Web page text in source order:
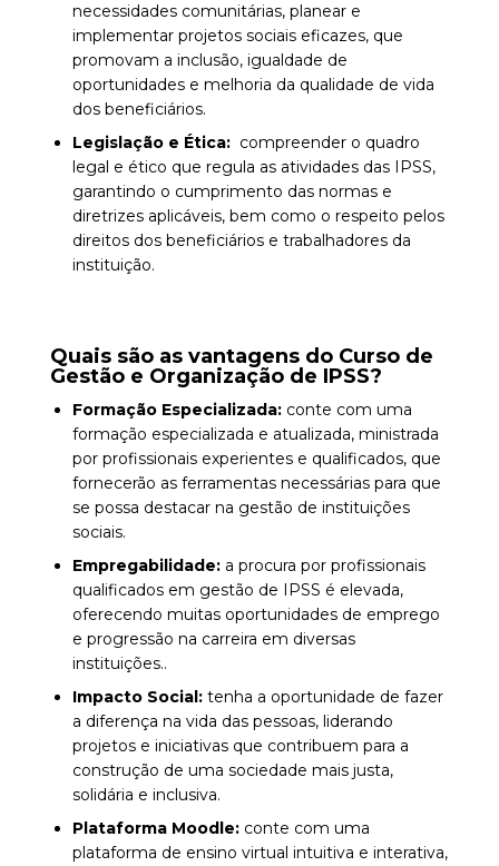
necessidades comunitárias, planear e
implementar projetos sociais eficazes, que
promovam a inclusão, igualdade de
oportunidades e melhoria da qualidade de vida
dos beneficiários.
Legislação e Ética: compreender o quadro
legal e ético que regula as atividades das IPSS,
garantindo o cumprimento das normas e
diretrizes aplicáveis, bem como o respeito pelos
direitos dos beneficiários e trabalhadores da
instituição.
Quais são as vantagens do Curso de
Gestão e Organização de IPSS?
Formação Especializada: conte com uma
formação especializada e atualizada, ministrada
por profissionais experientes e qualificados, que
fornecerão as ferramentas necessárias para que
se possa destacar na gestão de instituições
sociais.
Empregabilidade: a procura por profissionais
qualificados em gestão de IPSS é elevada,
oferecendo muitas oportunidades de emprego
e progressão na carreira em diversas
instituições..
Impacto Social: tenha a oportunidade de fazer
a diferença na vida das pessoas, liderando
projetos e iniciativas que contribuem para a
construção de uma sociedade mais justa,
solidária e inclusiva.
Plataforma Moodle: conte com uma
plataforma de ensino virtual intuitiva e interativa,